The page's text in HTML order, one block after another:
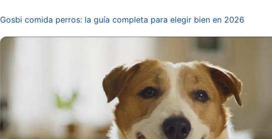
Gosbi comida perros: la guía completa para elegir bien en 2026